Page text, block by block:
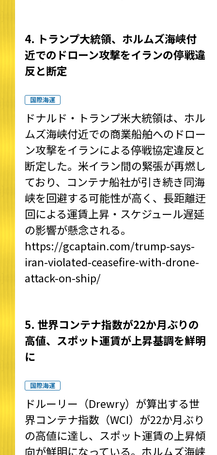
4. トランプ大統領、ホルムズ海峡付
近でのドローン攻撃をイランの停戦違
反と断定
国際海運
ドナルド・トランプ米大統領は、ホル
ムズ海峡付近での商業船舶へのドロー
ン攻撃をイランによる停戦協定違反と
断定した。米イラン間の緊張が再燃し
ており、コンテナ船社が引き続き同海
峡を回避する可能性が高く、長距離迂
回による運賃上昇・スケジュール遅延
の影響が懸念される。
https://gcaptain.com/trump-says-
iran-violated-ceasefire-with-drone-
attack-on-ship/
5. 世界コンテナ指数が22か月ぶりの
高値、スポット運賃が上昇基調を鮮明
に
国際海運
ドルーリー（Drewry）が算出する世
界コンテナ指数（WCI）が22か月ぶり
の高値に達し、スポット運賃の上昇傾
向が鮮明になっている。ホルムズ海峡